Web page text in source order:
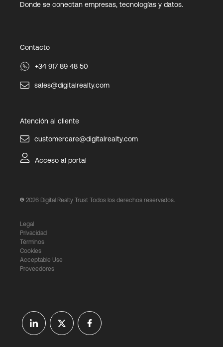
Donde se conectan empresas, tecnologías y datos.
Contacto
+34 917 89 48 50
sales@digitalrealty.com
Atención al cliente
customercare@digitalrealty.com
Acceso al portal
2026 Digital Realty Trust Todos los derechos reservados.
Legal
Privacidad
Términos
Cookies
Acceptable Use
Proveedores